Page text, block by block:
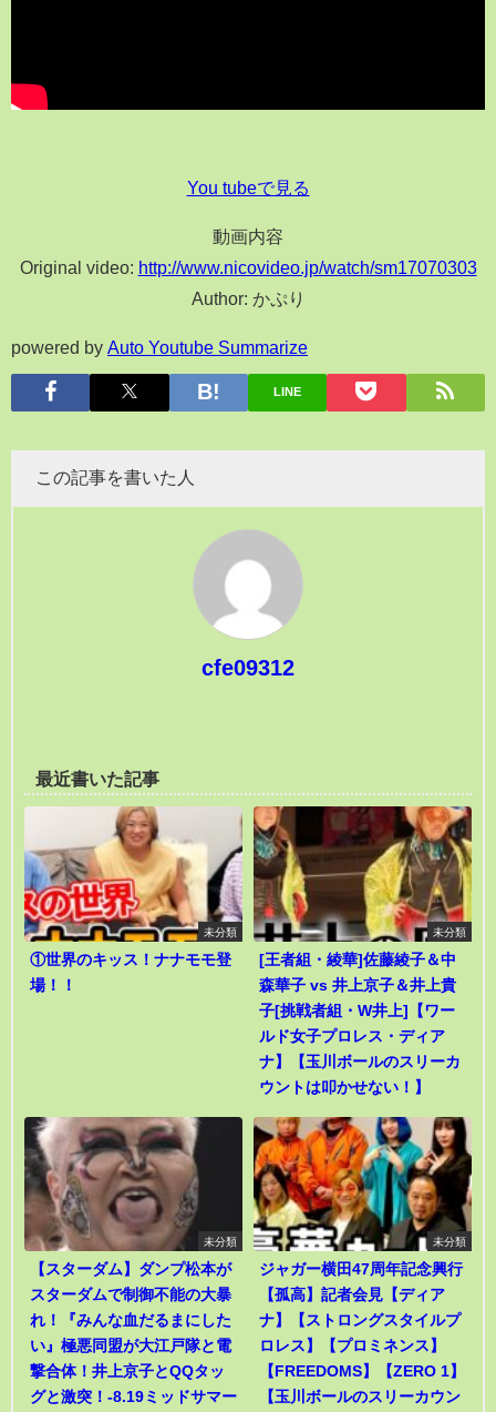
You tubeで見る
動画内容
Original video: http://www.nicovideo.jp/watch/sm17070303
Author: かぷり
powered by Auto Youtube Summarize
LINE
この記事を書いた人
cfe09312
最近書いた記事
未分類
①世界のキッス！ナナモモ登
場！！
未分類
[王者組・綾華]佐藤綾子＆中
森華子 vs 井上京子＆井上貴
子[挑戦者組・W井上]【ワー
ルド女子プロレス・ディア
ナ】【玉川ボールのスリーカ
ウントは叩かせない！】
未分類
【スターダム】ダンプ松本が
スターダムで制御不能の大暴
れ！『みんな血だるまにした
い』極悪同盟が大江戸隊と電
撃合体！井上京子とQQタッ
グと激突！-8.19ミッドサマー
未分類
ジャガー横田47周年記念興行
【孤高】記者会見【ディア
ナ】【ストロングスタイルプ
ロレス】【プロミネンス】
【FREEDOMS】【ZERO 1】
【玉川ボールのスリーカウン